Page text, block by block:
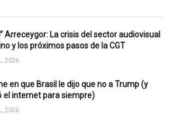
Arreceygor: La crisis del sector audiovisual
y los próximos pasos de la CGT
2026
en que Brasil le dijo que no a Trump (y
el internet para siempre)
2026